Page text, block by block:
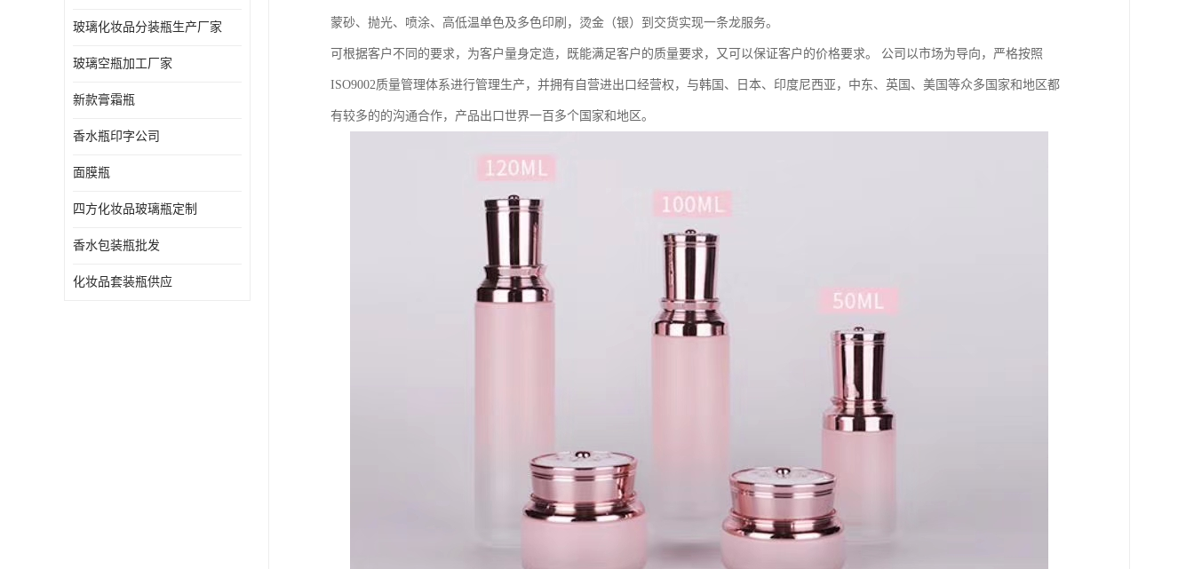
玻璃化妆品分装瓶生产厂家
玻璃空瓶加工厂家
新款膏霜瓶
香水瓶印字公司
面膜瓶
四方化妆品玻璃瓶定制
香水包装瓶批发
化妆品套装瓶供应
蒙砂、抛光、喷涂、高低温单色及多色印刷，烫金（银）到交货实现一条龙服务。
可根据客户不同的要求，为客户量身定造，既能满足客户的质量要求，又可以保证客户的价格要求。 公司以市场为导向，严格按照
ISO9002质量管理体系进行管理生产，并拥有自营进出口经营权，与韩国、日本、印度尼西亚，中东、英国、美国等众多国家和地区都
有较多的的沟通合作，产品出口世界一百多个国家和地区。